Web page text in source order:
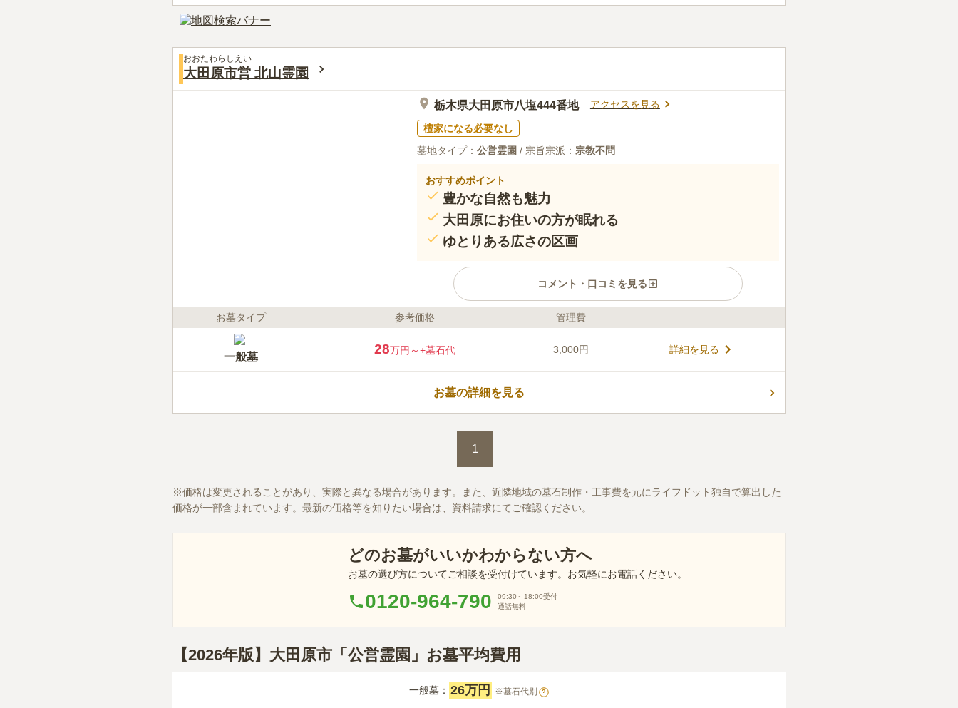
することができます。
おおたわらしえい
大田原市営 北山霊園
栃木県大田原市八塩444番地 アクセスを見る
檀家になる必要なし
墓地タイプ： 公営霊園 / 宗旨宗派： 宗教不問
おすすめポイント
豊かな自然も魅力
大田原にお住いの方が眠れる
ゆとりある広さの区画
コメント・口コミを見る
ライフドット編集部のコメント
かな陽射しが墓域内を明るく照らしてくれます。 爽やかな風を感じ
ながら、穏やかな気持ちで故人と向き合うことができます。 ゆとり
ある広さの区画なので、ご家族代々や親せき一同で眠ることができ
るお墓を建立したい方でも安心です。 周辺にはゴルフ場が多く、お
墓参りの前後にスポーツを楽しむこともできます。
この霊園はまだ誰からも評価されていません。
お墓タイプ 参考価格 管理費
一般墓
28万円～+墓石代 3,000円 詳細を見る
お墓の詳細を見る
1
価格は変更されることがあり、実際と異なる場合があります。また、近隣地域の墓石制作・工事費を元にライフドット独自で算出した
価格が一部含まれています。最新の価格等を知りたい場合は、資料請求にてご確認ください。
どのお墓がいいかわからない方へ
お墓の選び方についてご相談を受付けています。お気軽にお電話ください。
0120-964-790 09:30～18:00受付
通話無料
【2026年版】大田原市「公営霊園」お墓平均費用
一般墓： 26万円 ※墓石代別 ?